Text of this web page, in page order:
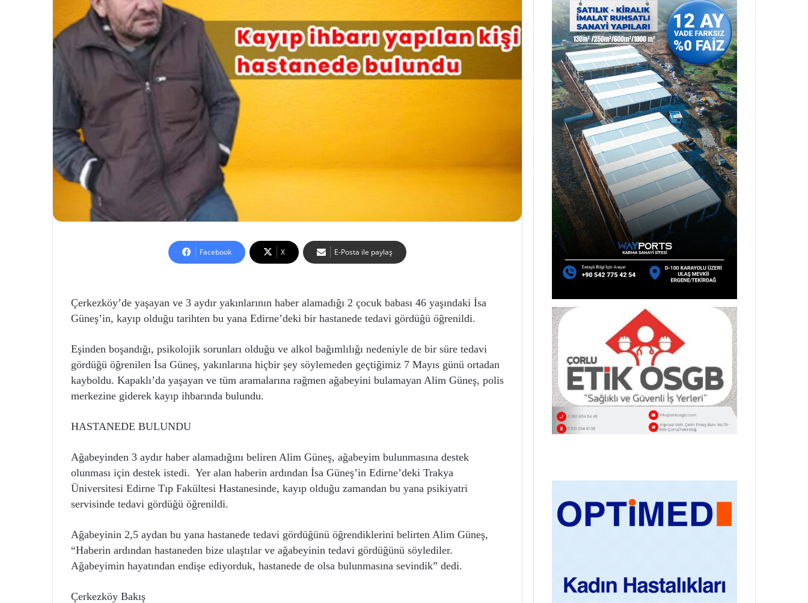
Facebook X E-Posta ile paylaş
Çerkezköy’de yaşayan ve 3 aydır yakınlarının haber alamadığı 2 çocuk babası 46 yaşındaki İsa
Güneş’in, kayıp olduğu tarihten bu yana Edirne’deki bir hastanede tedavi gördüğü öğrenildi.
Eşinden boşandığı, psikolojik sorunları olduğu ve alkol bağımlılığı nedeniyle de bir süre tedavi
gördüğü öğrenilen İsa Güneş, yakınlarına hiçbir şey söylemeden geçtiğimiz 7 Mayıs günü ortadan
kayboldu. Kapaklı’da yaşayan ve tüm aramalarına rağmen ağabeyini bulamayan Alim Güneş, polis
merkezine giderek kayıp ihbarında bulundu.
HASTANEDE BULUNDU
Ağabeyinden 3 aydır haber alamadığını beliren Alim Güneş, ağabeyim bulunmasına destek
olunması için destek istedi. Yer alan haberin ardından İsa Güneş’in Edirne’deki Trakya
Üniversitesi Edirne Tıp Fakültesi Hastanesinde, kayıp olduğu zamandan bu yana psikiyatri
servisinde tedavi gördüğü öğrenildi.
Ağabeyinin 2,5 aydan bu yana hastanede tedavi gördüğünü öğrendiklerini belirten Alim Güneş,
“Haberin ardından hastaneden bize ulaştılar ve ağabeyinin tedavi gördüğünü söylediler.
Ağabeyimin hayatından endişe ediyorduk, hastanede de olsa bulunmasına sevindik” dedi.
Çerkezköy Bakış